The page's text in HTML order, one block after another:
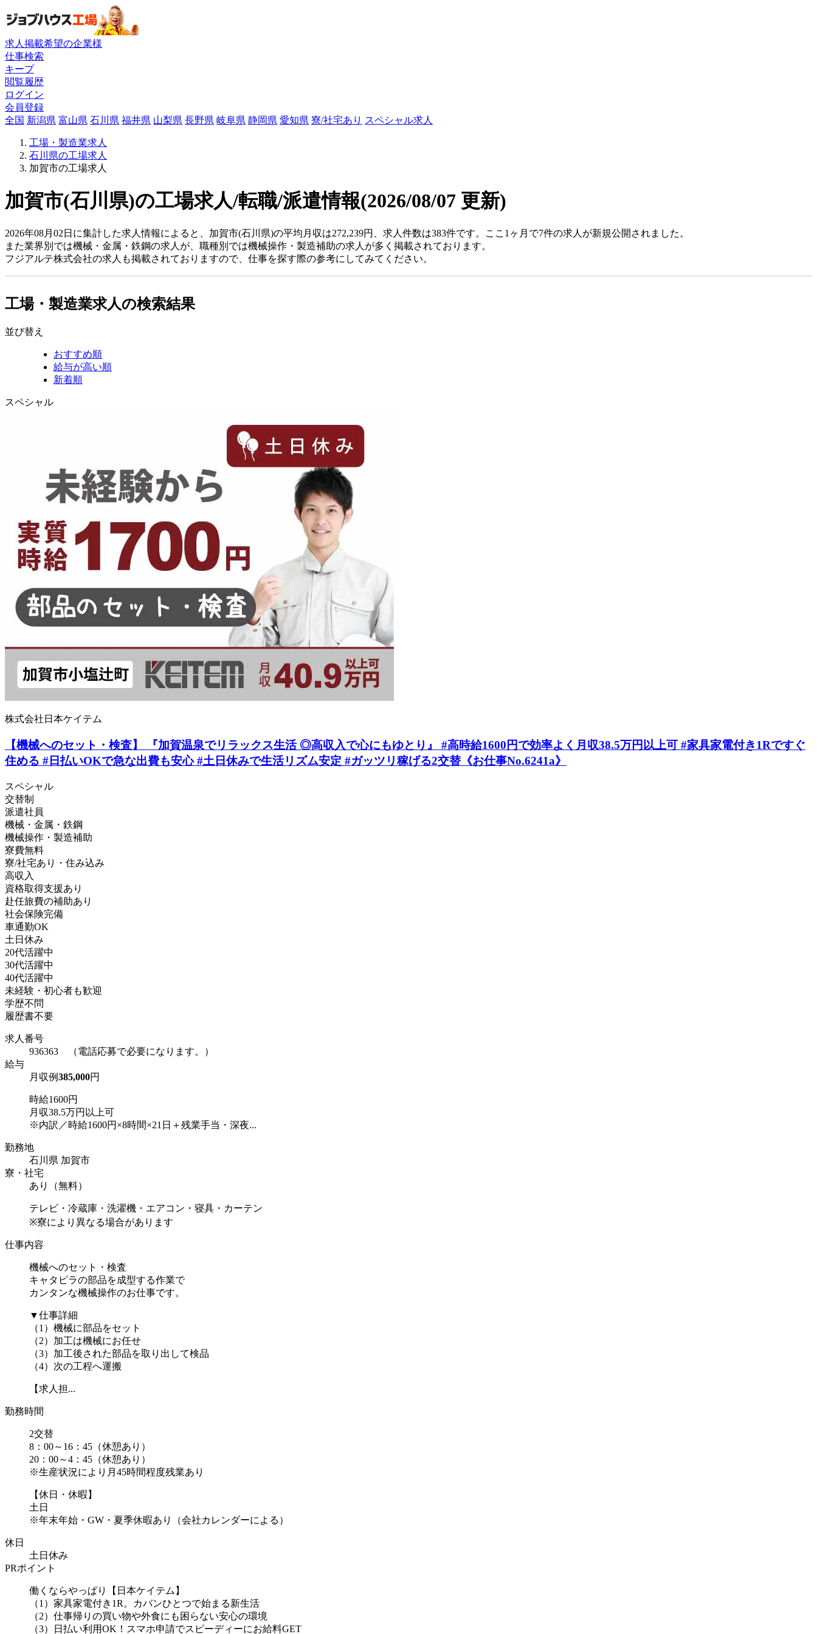
求人掲載希望の企業様
仕事検索
キープ
閲覧履歴
ログイン
会員登録
全国 新潟県 富山県 石川県 福井県 山梨県 長野県 岐阜県 静岡県 愛知県 寮/社宅あり スペシャル求人
工場・製造業求人
石川県の工場求人
加賀市の工場求人
加賀市(石川県)の工場求人/転職/派遣情報(2026/08/07 更新)
2026年08月02日に集計した求人情報によると、加賀市(石川県)の平均月収は272,239円、求人件数は383件です。ここ1ヶ月で7件の求人が新規公開されました。
また業界別では機械・金属・鉄鋼の求人が、職種別では機械操作・製造補助の求人が多く掲載されております。
フジアルテ株式会社の求人も掲載されておりますので、仕事を探す際の参考にしてみてください。
工場・製造業求人の検索結果
並び替え
おすすめ順
給与が高い順
新着順
スペシャル
株式会社日本ケイテム
【機械へのセット・検査】 『加賀温泉でリラックス生活 ◎高収入で心にもゆとり』 #高時給1600円で効率よく月収38.5万円以上可 #家具家電付き1Rですぐ
住める #日払いOKで急な出費も安心 #土日休みで生活リズム安定 #ガッツリ稼げる2交替《お仕事No.6241a》
スペシャル
交替制
派遣社員
機械・金属・鉄鋼
機械操作・製造補助
寮費無料
寮/社宅あり・住み込み
高収入
資格取得支援あり
赴任旅費の補助あり
社会保険完備
車通勤OK
土日休み
20代活躍中
30代活躍中
40代活躍中
未経験・初心者も歓迎
学歴不問
履歴書不要
求人番号
936363 （電話応募で必要になります。）
給与
月収例385,000円
時給1600円
月収38.5万円以上可
※内訳／時給1600円×8時間×21日＋残業手当・深夜...
勤務地
石川県 加賀市
寮・社宅
あり（無料）
テレビ・冷蔵庫・洗濯機・エアコン・寝具・カーテン
※寮により異なる場合があります
仕事内容
機械へのセット・検査
キャタピラの部品を成型する作業で
カンタンな機械操作のお仕事です。
▼仕事詳細
（1）機械に部品をセット
（2）加工は機械にお任せ
（3）加工後された部品を取り出して検品
（4）次の工程へ運搬
【求人担...
勤務時間
2交替
8：00～16：45（休憩あり）
20：00～4：45（休憩あり）
※生産状況により月45時間程度残業あり
【休日・休暇】
土日
※年末年始・GW・夏季休暇あり（会社カレンダーによる）
休日
土日休み
PRポイント
働くならやっぱり【日本ケイテム】
（1）家具家電付き1R。カバンひとつで始まる新生活
（2）仕事帰りの買い物や外食にも困らない安心の環境
（3）日払い利用OK！スマホ申請でスピーディーにお給料GET